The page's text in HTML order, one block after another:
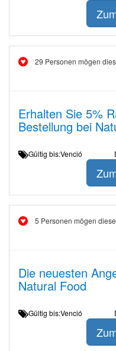
29 Personen mögen
Erhalten Sie 5%
Bestellung bei
Gültig bis:Venció
5 Personen mögen
Die neuesten
Natural Food
Gültig bis:Venció